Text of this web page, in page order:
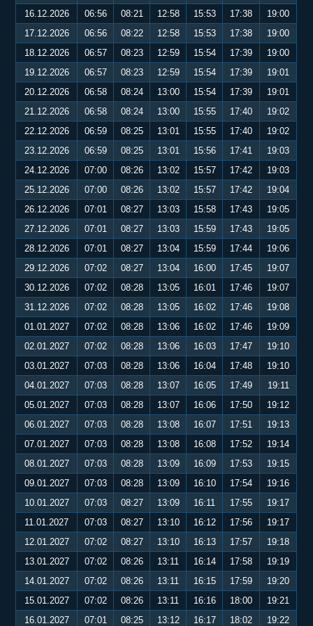
16.12.2026
06:56 08:21 12:58 15:53 17:38
19:00
17.12.2026
06:56 08:22 12:58 15:53 17:38
19:00
18.12.2026
06:57 08:23 12:59 15:54 17:39
19:00
19.12.2026
06:57 08:23 12:59 15:54 17:39
19:01
20.12.2026
06:58 08:24 13:00 15:54 17:39
19:01
21.12.2026
06:58 08:24 13:00 15:55 17:40
19:02
22.12.2026
06:59 08:25 13:01 15:55 17:40
19:02
23.12.2026
06:59 08:25 13:01 15:56 17:41
19:03
24.12.2026
07:00 08:26 13:02 15:57 17:42
19:03
25.12.2026
07:00 08:26 13:02 15:57 17:42
19:04
26.12.2026
07:01 08:27 13:03 15:58 17:43
19:05
27.12.2026
07:01 08:27 13:03 15:59 17:43
19:05
28.12.2026
07:01 08:27 13:04 15:59 17:44
19:06
29.12.2026
07:02 08:27 13:04 16:00 17:45
19:07
30.12.2026
07:02 08:28 13:05 16:01 17:46
19:07
31.12.2026
07:02 08:28 13:05 16:02 17:46
19:08
01.01.2027
07:02 08:28 13:06 16:02 17:46
19:09
02.01.2027
07:02 08:28 13:06 16:03 17:47
19:10
03.01.2027
07:03 08:28 13:06 16:04 17:48
19:10
04.01.2027
07:03 08:28 13:07 16:05 17:49
19:11
05.01.2027
07:03 08:28 13:07 16:06 17:50
19:12
06.01.2027
07:03 08:28 13:08 16:07 17:51
19:13
07.01.2027
07:03 08:28 13:08 16:08 17:52
19:14
08.01.2027
07:03 08:28 13:09 16:09 17:53
19:15
09.01.2027
07:03 08:28 13:09 16:10 17:54
19:16
10.01.2027
07:03 08:27 13:09 16:11 17:55
19:17
11.01.2027
07:03 08:27 13:10 16:12 17:56
19:17
12.01.2027
07:02 08:27 13:10 16:13 17:57
19:18
13.01.2027
07:02 08:26 13:11 16:14 17:58
19:19
14.01.2027
07:02 08:26 13:11 16:15 17:59
19:20
15.01.2027
07:02 08:26 13:11 16:16 18:00
19:21
16.01.2027
07:01 08:25 13:12 16:17 18:02
19:22